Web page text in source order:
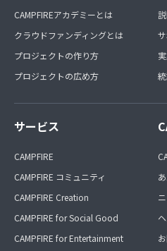
CAMPFIREアカデミーとは
クラウドファンディングとは
プロジェクトの作り方
プロジェクトの広め方
サービス
CAMPFIRE
CAMPFIRE コミュニティ
CAMPFIRE Creation
CAMPFIRE for Social Good
CAMPFIRE for Entertainment